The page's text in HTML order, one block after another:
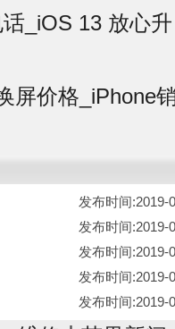
_iOS 13 放心
屏价格_iPhone
发布时间:2019-
发布时间:2019-
发布时间:2019-
发布时间:2019-
发布时间:2019-